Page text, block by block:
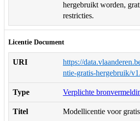
hergebruikt worden,
restricties.
Licentie Document
URI
https://
ntie-gratis-hergebruik/
Type Verplichte
Titel Modellicentie voor